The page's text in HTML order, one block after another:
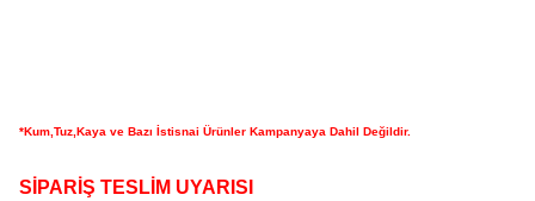
*Kum,Tuz,Kaya ve Bazı İstisnai Ürünler Kampanyaya Dahil Değildir.
SİPARİŞ TESLİM UYARISI